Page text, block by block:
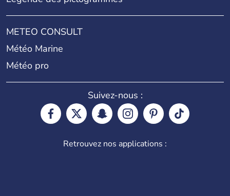
METEO CONSULT
Météo Marine
Météo pro
Suivez-nous :
Retrouvez nos applications :